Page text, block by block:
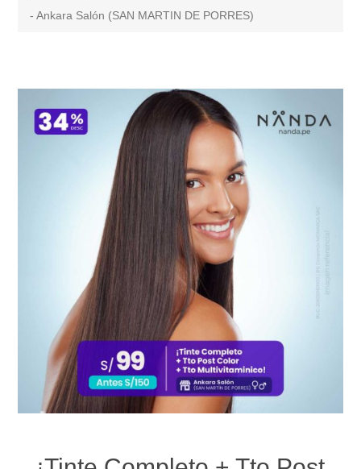
- Ankara Salón (SAN MARTIN DE PORRES)